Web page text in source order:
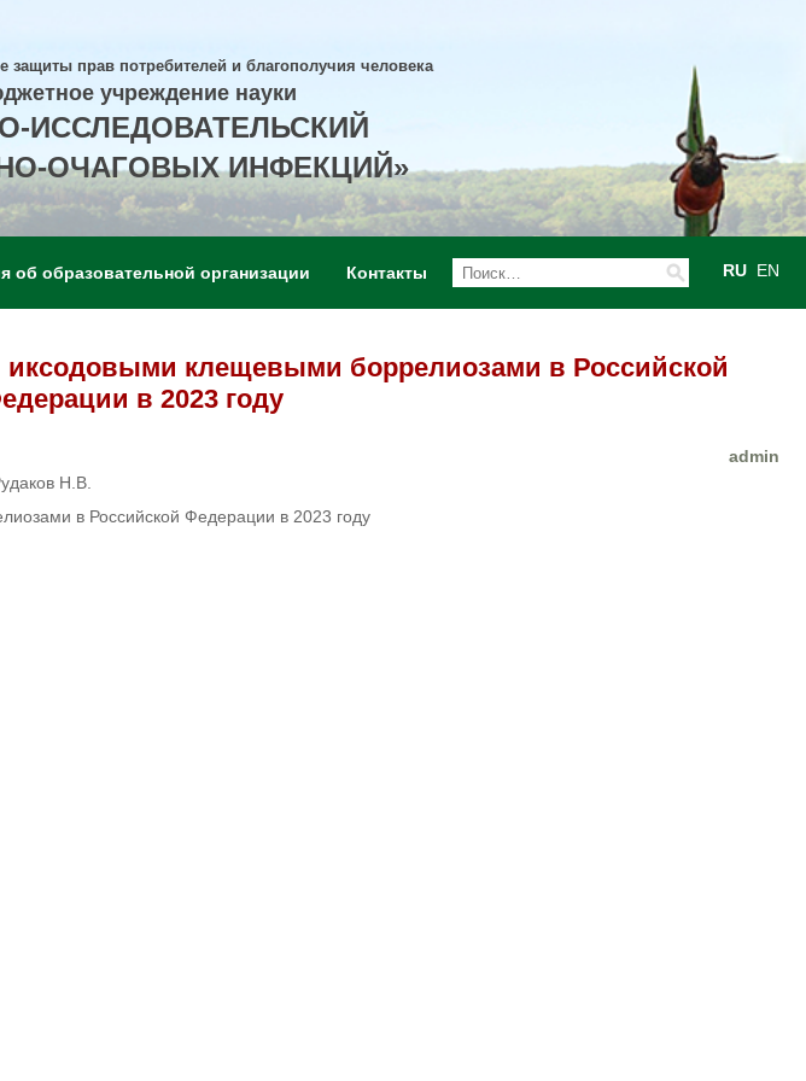
прав потребителей и благополучия человека
учреждение науки
ИССЛЕДОВАТЕЛЬСКИЙ
ОЧАГОВЫХ ИНФЕКЦИЙ»
RU EN
об образовательной организации Контакты
иксодовыми клещевыми боррелиозами в Российской
в 2023 году
admin
Н.В.
в Российской Федерации в 2023 году